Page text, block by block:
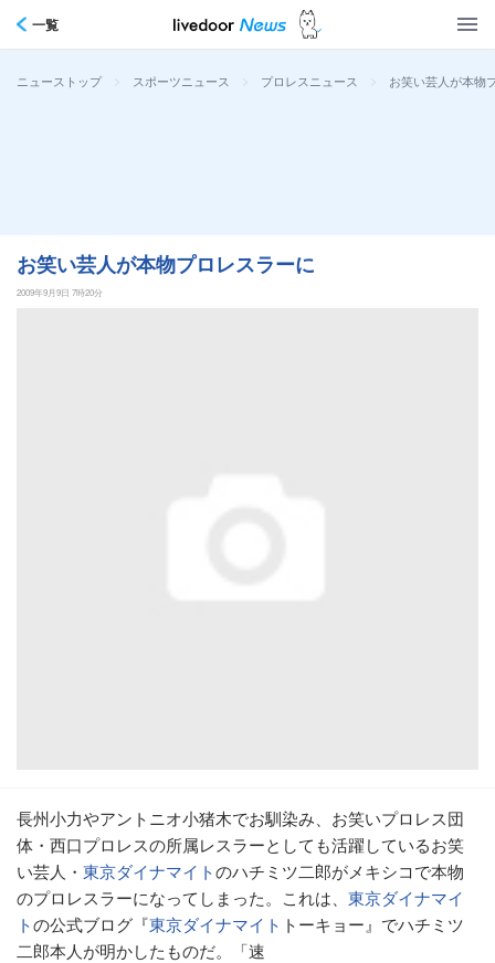
一覧
ニューストップ > スポーツニュース > プロレスニュース > お笑い芸人が本物
お笑い芸人が本物プロレスラーに
2009年9月9日 7時20分
長州小力やアントニオ小猪木でお馴染み、お笑いプロレス団
体・西口プロレスの所属レスラーとしても活躍しているお笑
い芸人・ 東京ダイナマイトのハチミツ二郎がメキシコで本物
のプロレスラーになってしまった。これは、 東京ダイナマイ
トの公式ブログ『東京ダイナマイト トーキョー』でハチミツ
二郎本人が明かしたものだ。「速